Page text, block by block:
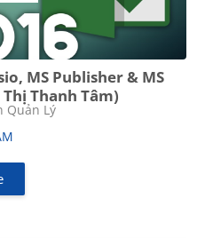
MS Publisher & MS
Thanh Tâm)
Quản Lý